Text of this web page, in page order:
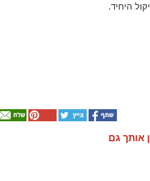
היחיד.
אותך גם